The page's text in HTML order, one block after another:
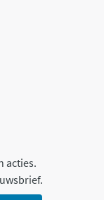
acties.